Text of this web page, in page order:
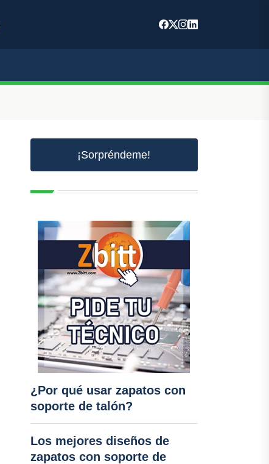
¡Sorpréndeme!
¿Por qué usar zapatos con
soporte de talón?
Los mejores diseños de
zapatos con soporte de